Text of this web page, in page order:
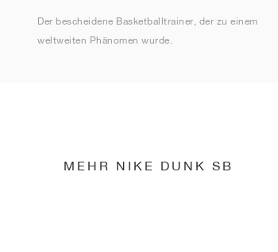
Der bescheidene Basketballtrainer, der zu einem
weltweiten Phänomen wurde.
MEHR NIKE DUNK SB